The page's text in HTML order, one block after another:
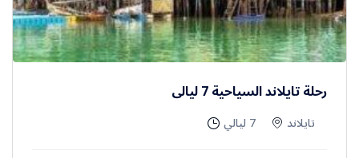
رحلة تايلاند السياحية 7 ليالي
تايلاند 7 ليالي